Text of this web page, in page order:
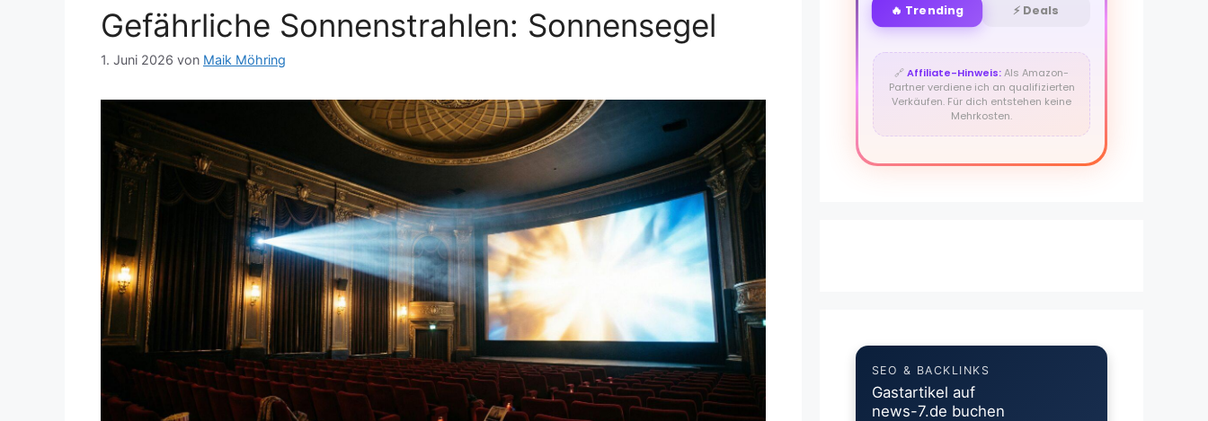
Gefährliche Sonnenstrahlen: Sonnensegel
1. Juni 2026 von Maik Möhring
🔥 Trending ⚡ Deals
🔗Affiliate-Hinweis:Als Amazon-
Partner verdiene ich an qualifizierten
Verkäufen. Für dich entstehen keine
Mehrkosten.
SEO & BACKLINKS
Gastartikel auf
news-7.de buchen